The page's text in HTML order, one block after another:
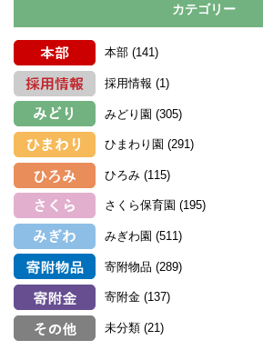
カテゴリー
本部 (141)
採用情報 (1)
みどり園 (305)
ひまわり園 (291)
ひろみ (115)
さくら保育園 (195)
みぎわ園 (511)
寄附物品 (289)
寄附金 (137)
未分類 (21)